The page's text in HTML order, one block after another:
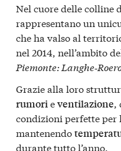
Nel cuore delle colline
rappresentano un
che ha valso al
nel 2014, nell’ambito
Piemonte:
Grazie alla loro
rumorieventilazione,
condizioni perfette per
mantenendo
durante tutto l’anno.